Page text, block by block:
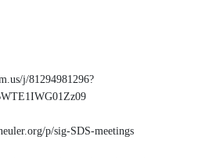
j/81294981296?
p/sig-SDS-meetings